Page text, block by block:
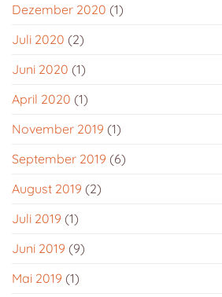
Dezember 2020 (1)
Juli 2020 (2)
Juni 2020 (1)
April 2020 (1)
November 2019 (1)
September 2019 (6)
August 2019 (2)
Juli 2019 (1)
Juni 2019 (9)
Mai 2019 (1)